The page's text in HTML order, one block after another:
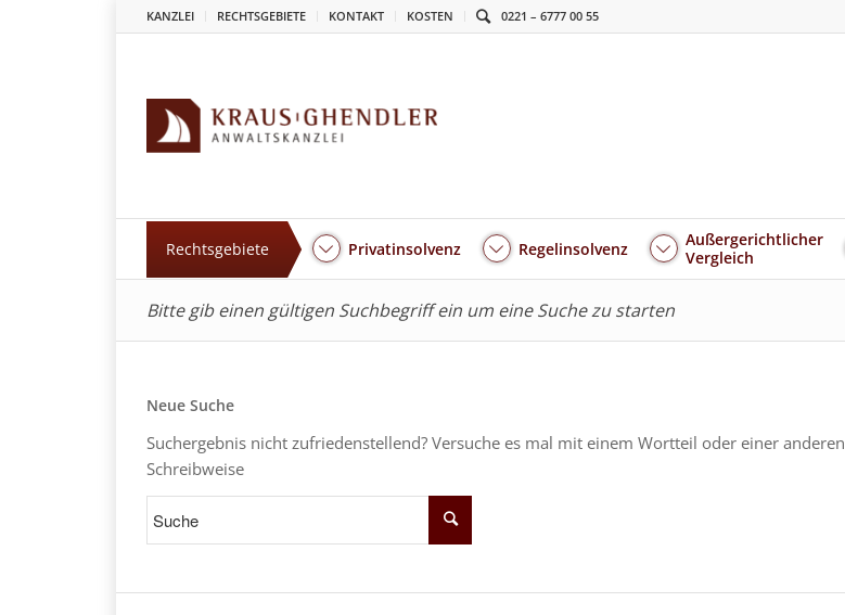
KANZLEI RECHTSGEBIETE KONTAKT KOSTEN 0221 – 6777 00 55
Rechtsgebiete Privatinsolvenz Regelinsolvenz
Außergerichtlicher
Vergleich
Bitte gib einen gültigen Suchbegriff ein um eine Suche zu starten
Neue Suche
Suchergebnis nicht zufriedenstellend? Versuche es mal mit einem Wortteil oder einer anderen
Schreibweise